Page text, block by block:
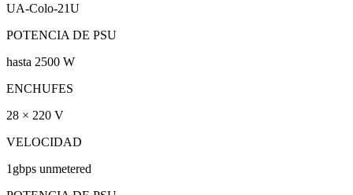
UA-Colo-21U
POTENCIA DE PSU
hasta 2500 W
ENCHUFES
28 × 220 V
VELOCIDAD
1gbps unmetered